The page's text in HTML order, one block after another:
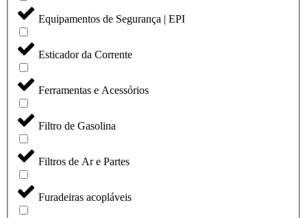
Equipamentos de Segurança | EPI
Esticador da Corrente
Ferramentas e Acessórios
Filtro de Gasolina
Filtros de Ar e Partes
Furadeiras acopláveis